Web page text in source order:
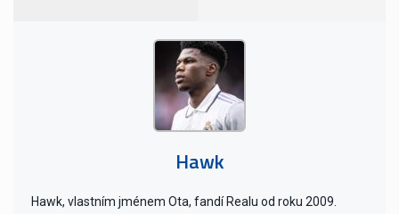
Hawk
Hawk, vlastním jménem Ota, fandí Realu od roku 2009.